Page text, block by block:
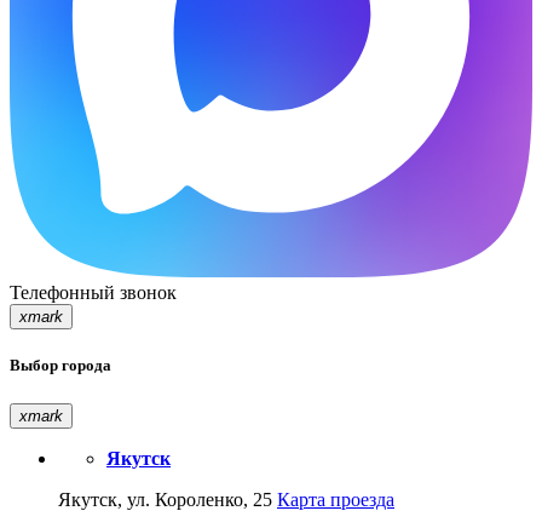
Телефонный звонок
xmark
Выбор города
xmark
Якутск
Якутск, ул. Короленко, 25 Карта проезда